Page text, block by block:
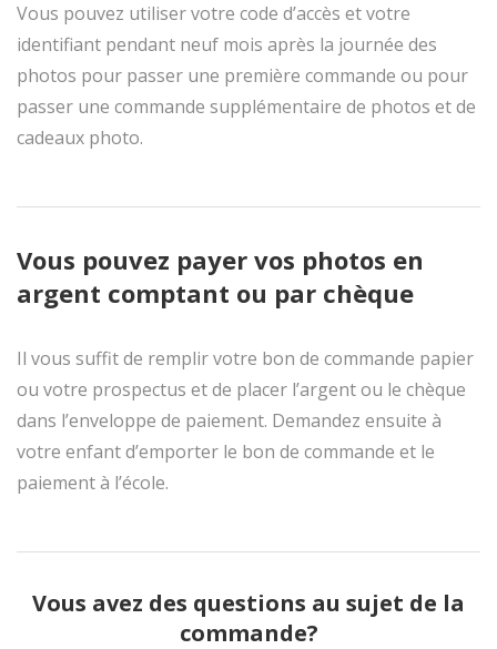
Vous pouvez utiliser votre code d’accès et votre
identifiant pendant neuf mois après la journée des
photos pour passer une première commande ou pour
passer une commande supplémentaire de photos et de
cadeaux photo.
Vous pouvez payer vos photos en
argent comptant ou par chèque
Il vous suffit de remplir votre bon de commande papier
ou votre prospectus et de placer l’argent ou le chèque
dans l’enveloppe de paiement. Demandez ensuite à
votre enfant d’emporter le bon de commande et le
paiement à l’école.
Vous avez des questions au sujet de la
commande?